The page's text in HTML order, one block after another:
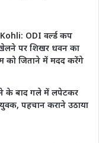
ODI वर्ल्ड कप
खेलने पर शिखर धवन का
को जिताने में मदद करेंगे
के बाद गले में लपेटकर
पहचान कराने उठाया